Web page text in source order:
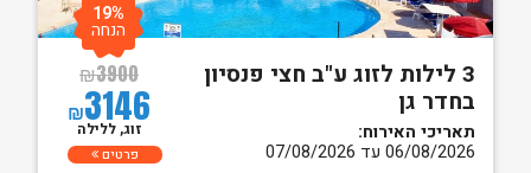
3 לילות לזוג ע"ב חצי פנסיון
בחדר גן
תאריכי האירוח:
06/08/2026 עד 07/08/2026
₪3900
₪3146
19%
הנחה
זוג, ללילה
פרטים